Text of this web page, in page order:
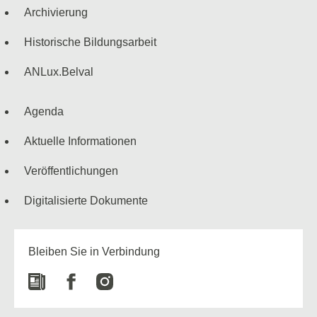
Archivierung
Historische Bildungsarbeit
ANLux.Belval
Agenda
Aktuelle Informationen
Veröffentlichungen
Digitalisierte Dokumente
Bleiben Sie in Verbindung
NewspaperFacebook